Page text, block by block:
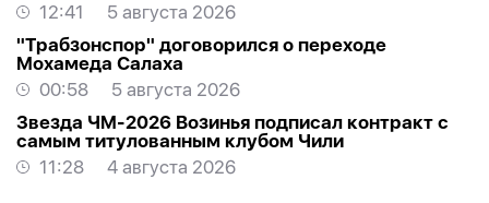
12:41
5 августа 2026
"Трабзонспор" договорился о переходе
Мохамеда Салаха
00:58
5 августа 2026
Звезда ЧМ-2026 Возинья подписал контракт с
самым титулованным клубом Чили
11:28
4 августа 2026